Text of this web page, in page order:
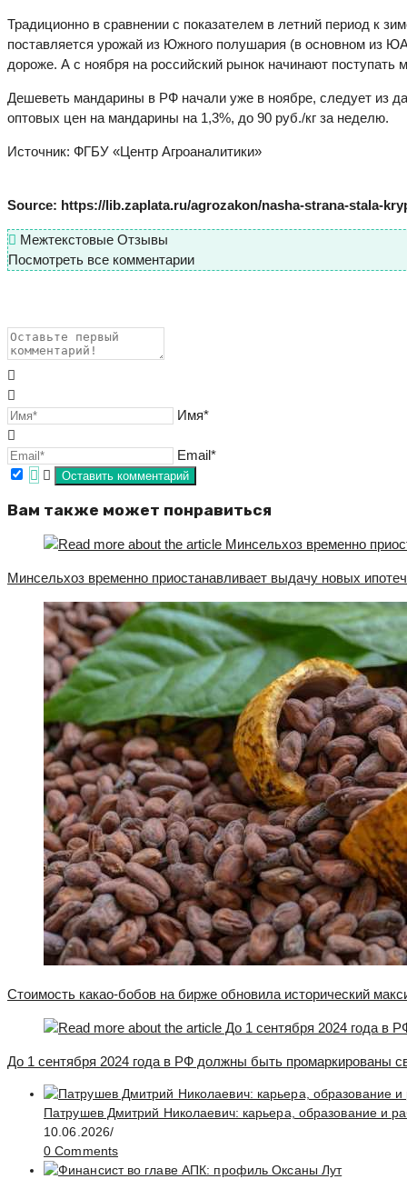
Традиционно в сравнении с показателем в летний период к
поставляется урожай из Южного полушария (в основном из
дороже. А с ноября на российский рынок начинают
Дешеветь мандарины в РФ начали уже в ноябре, следует из
оптовых цен на мандарины на 1,3%, до 90 руб./кг за неделю.
Источник: ФГБУ «Центр Агроаналитики»
Source: https://lib.zaplata.ru/agrozakon/nasha-strana-stala-
Межтекстовые Отзывы
Посмотреть все комментарии
Имя*
Email*
Вам также может понравиться
Минсельхоз временно приостанавливает выдачу новых
Стоимость какао-бобов на бирже обновила исторический
До 1 сентября 2024 года в РФ должны быть промаркированы
Патрушев Дмитрий Николаевич: карьера, образование и
10.06.2026/
0 Comments